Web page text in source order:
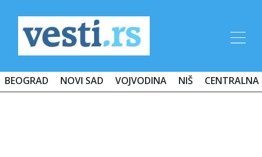
BEOGRAD NOVI SAD VOJVODINA NIŠ CENTRALNA